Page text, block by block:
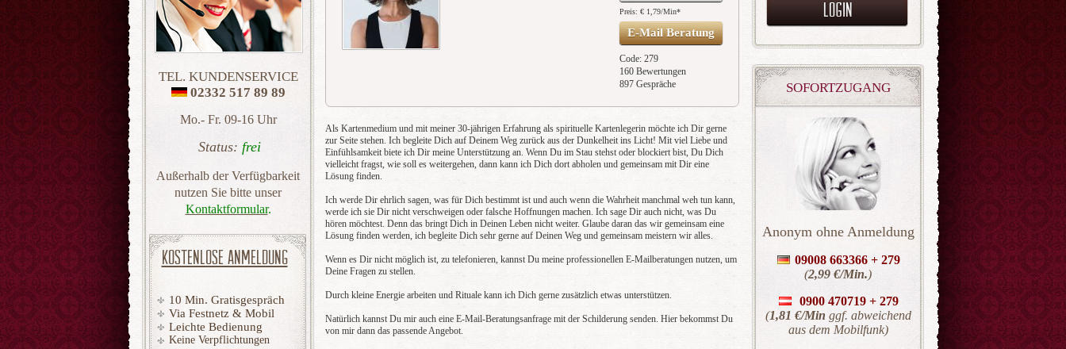
TEL. KUNDENSERVICE
02332 517 89 89
Mo.- Fr. 09-16 Uhr
Status: frei
Außerhalb der Verfügbarkeit
nutzen Sie bitte unser
Kontaktformular.
KOSTENLOSE ANMELDUNG
10 Min. Gratisgespräch
Via Festnetz & Mobil
Leichte Bedienung
Keine Verpflichtungen
SOFORTZUGANG
Anonym ohne Anmeldung
09008 663366 + 279
(2,99 €/Min.)
0900 470719 + 279
(1,81 €/Min ggf. abweichend
aus dem Mobilfunk)
Preis: € 1,79/Min*
E-Mail Beratung
Code: 279
160 Bewertungen
897 Gespräche
Als Kartenmedium und mit meiner 30-jährigen Erfahrung als spirituelle Kartenlegerin möchte ich Dir gerne
zur Seite stehen. Ich begleite Dich auf Deinem Weg zurück aus der Dunkelheit ins Licht! Mit viel Liebe und
Einfühlsamkeit biete ich Dir meine Unterstützung an. Wenn Du im Stau stehst oder blockiert bist, Du Dich
vielleicht fragst, wie soll es weitergehen, dann kann ich Dich dort abholen und gemeinsam mit Dir eine
Lösung finden.
Ich werde Dir ehrlich sagen, was für Dich bestimmt ist und auch wenn die Wahrheit manchmal weh tun kann,
werde ich sie Dir nicht verschweigen oder falsche Hoffnungen machen. Ich sage Dir auch nicht, was Du
hören möchtest. Denn das bringt Dich in Deinen Leben nicht weiter. Glaube daran das wir gemeinsam eine
Lösung finden werden, ich begleite Dich sehr gerne auf Deinen Weg und gemeinsam meistern wir alles.
Wenn es Dir nicht möglich ist, zu telefonieren, kannst Du meine professionellen E-Mailberatungen nutzen, um
Deine Fragen zu stellen.
Durch kleine Energie arbeiten und Rituale kann ich Dich gerne zusätzlich etwas unterstützen.
Natürlich kannst Du mir auch eine E-Mail-Beratungsanfrage mit der Schilderung senden. Hier bekommst Du
von mir dann das passende Angebot.